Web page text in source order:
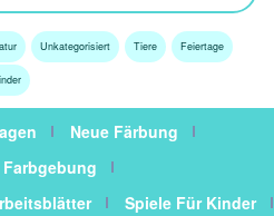
Unkategorisiert Tiere Feiertage
Neue Färbung
Farbgebung
Spiele Für Kinder